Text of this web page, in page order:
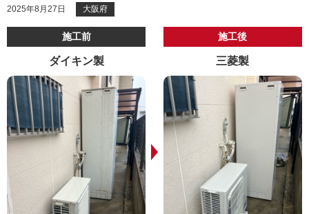
2025年8月27日 大阪府
施工前
ダイキン製
施工後
三菱製